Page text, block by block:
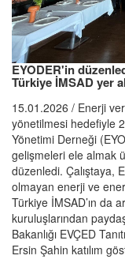
EYODER'in
Türkiye İMSAD yer
15.01.2026 / Enerji
yönetilmesi hedefiyle
Yönetimi Derneği
gelişmeleri ele almak
düzenledi. Çalıştaya,
olmayan enerji ve
Türkiye İMSAD’ın da
kuruluşlarından
Bakanlığı EVÇED
Ersin Şahin katılım